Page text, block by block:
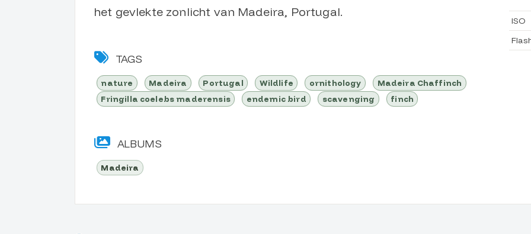
het gevlekte zonlicht van Madeira, Portugal.
TAGS
nature Madeira Portugal Wildlife ornithology
Madeira Chaffinch
Fringilla coelebs maderensis
endemic bird scavenging finch
ALBUMS
Madeira
ISO